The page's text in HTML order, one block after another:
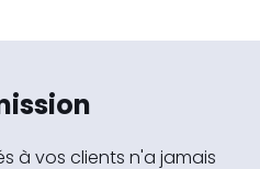
à vos clients n'a jamais